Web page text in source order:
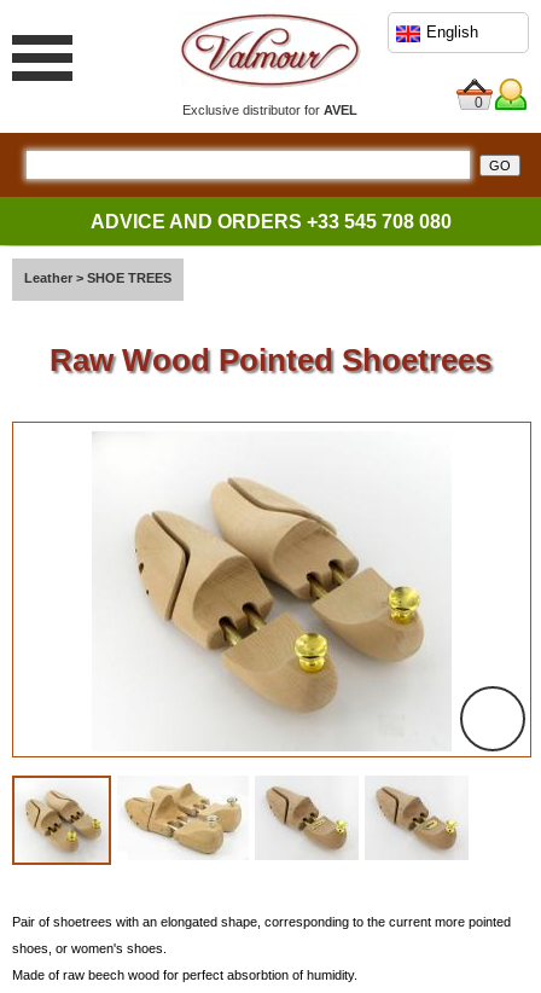
Exclusive distributor forAVEL
English
0
ADVICE AND ORDERS +33 545 708 080
Leather > SHOE TREES
Raw Wood Pointed Shoetrees
Pair of shoetrees with an elongated shape, corresponding to the current more pointed
shoes, or women's shoes.
Made of raw beech wood for perfect absorbtion of humidity.